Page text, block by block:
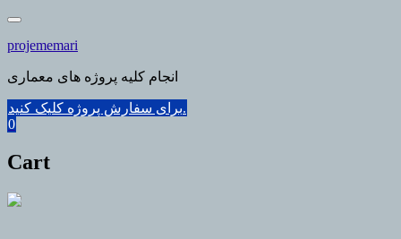
Skip
content
projememari
انجام کلیه پروژه های معماری
برای سفارش پروژه کلیک کنید.
0
Cart